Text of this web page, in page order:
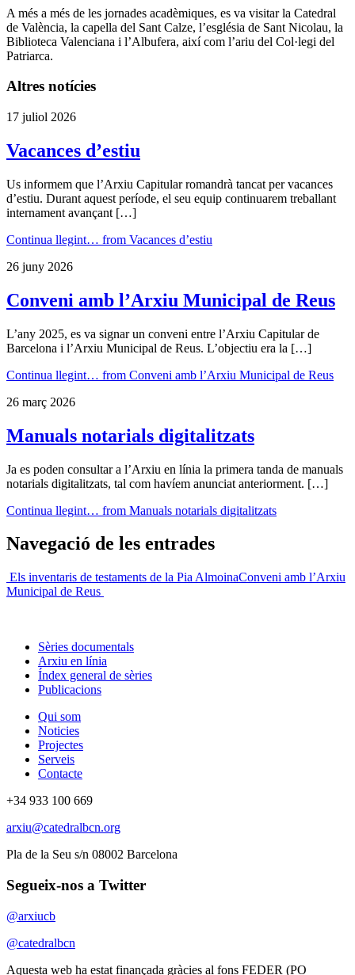
A més a més de les jornades acadèmiques, es va visitar la Catedral
de València, la capella del Sant Calze, l’església de Sant Nicolau, la
Biblioteca Valenciana i l’Albufera, així com l’ariu del Col·legi del
Patriarca.
Altres notícies
17 juliol 2026
Vacances d’estiu
Us informem que l’Arxiu Capitular romandrà tancat per vacances
d’estiu. Durant aquest període, el seu equip continuarem treballant
internament avançant […]
Continua llegint… from Vacances d’estiu
26 juny 2026
Conveni amb l’Arxiu Municipal de Reus
L’any 2025, es va signar un conveni entre l’Arxiu Capitular de
Barcelona i l’Arxiu Municipal de Reus. L’objectiu era la […]
Continua llegint… from Conveni amb l’Arxiu Municipal de Reus
26 març 2026
Manuals notarials digitalitzats
Ja es poden consultar a l’Arxiu en línia la primera tanda de manuals
notarials digitalitzats, tal com havíem anunciat anteriorment. […]
Continua llegint… from Manuals notarials digitalitzats
Navegació de les entrades
Els inventaris de testaments de la Pia AlmoinaConveni amb l’Arxiu
Municipal de Reus
Sèries documentals
Arxiu en línia
Índex general de sèries
Publicacions
Qui som
Noticies
Projectes
Serveis
Contacte
+34 933 100 669
arxiu@catedralbcn.org
Pla de la Seu s/n 08002 Barcelona
Segueix-nos a Twitter
@arxiucb
@catedralbcn
Aquesta web ha estat finançada gràcies al fons FEDER (PO